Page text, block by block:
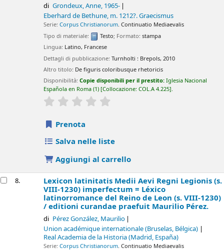
di Grondeux, Anne, 1965-
Eberhard de Bethune, m. 1212?. Graecismus
Serie:Corpus Christianorum. Continuatio Mediaevalis
Tipo di materiale:
Testo; Formato:stampa
Lingua: Latino, Francese
Dettagli di pubblicazione:Turnholti : Brepols, 2010
Altro titolo: De figuris coloribusque rhetoricis
Disponibilità:Copie disponibili per il prestito:Iglesia Nacional
Española en Roma (1) Collocazione:COL.A 4.225 .
star rating
Prenota
Salva nelle liste
Aggiungi al carrello
8. Lexicon latinitatis Medii Aevi Regni Legionis (s.
VIII-1230) imperfectum = Léxico
latinorromance del Reino de Leon (s. VIII-1230)
/editioni curandae praefuit Maurilio Pérez.
di Pérez González, Maurilio
Union académique internationale (Bruselas, Bélgica)
Real Academia de la Historia (Madrid, España)
Serie:Corpus Christianorum. Continuatio Mediaevalis